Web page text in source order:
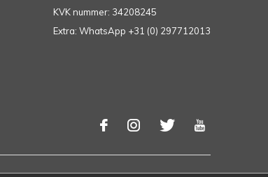
KVK nummer: 34208245
Extra: WhatsApp +31 (0) 297712013